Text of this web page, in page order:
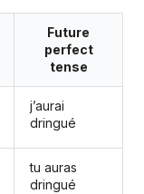
Future
perfect
tense
j’aurai
dringué
tu auras
dringué